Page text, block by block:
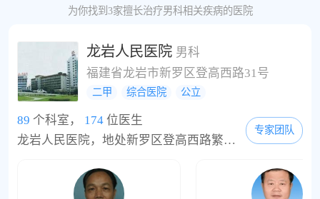
号服务。
为你找到3家擅长治疗男科相关疾病的医院
龙岩人民医院 男科
福建省龙岩市新罗区登高西路31号
二甲 综合医院 公立
89 个科室， 174位医生
龙岩人民医院，地处新罗区登高西路繁华路段，创建于1950年，是一所集医疗、预防、教学、科研、康复、保健于一体的综合性国家二级甲等医院，是赣南医学院教学医院。医院床位编制 300张，实际开放床位400张，拥有优秀的医疗技术骨干和大批的医学人才，现有工作人员349人，其中主任、副主任医师43人，副主任护师2人，中级卫生技术人员98人。医院科室齐全，有临床和医技科室19个。与福建医科大学附属协和医院、福州市第二医院、厦门眼科中...
专家团队